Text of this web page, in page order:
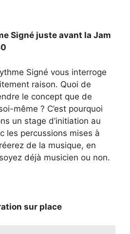
Signé juste avant la Jam
Signé vous interroge
raison. Quoi de
le concept que de
même ? C’est pourquoi
un stage d’initiation au
les percussions mises à
de la musique, en
déjà musicien ou non.
sur place